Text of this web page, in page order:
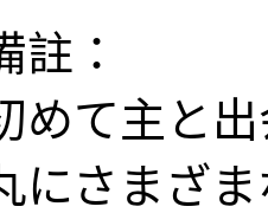
註：
めて主と
にさまざ